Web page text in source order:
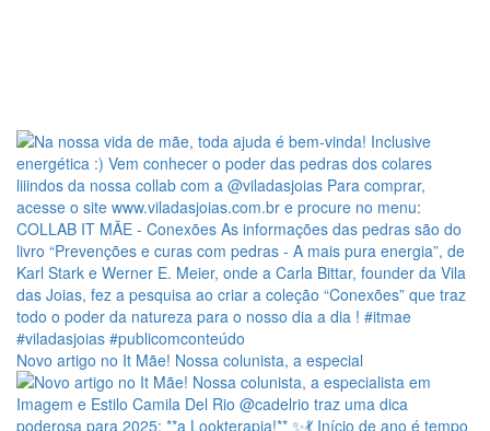
Novo artigo no It Mãe! Nossa colunista, a especial